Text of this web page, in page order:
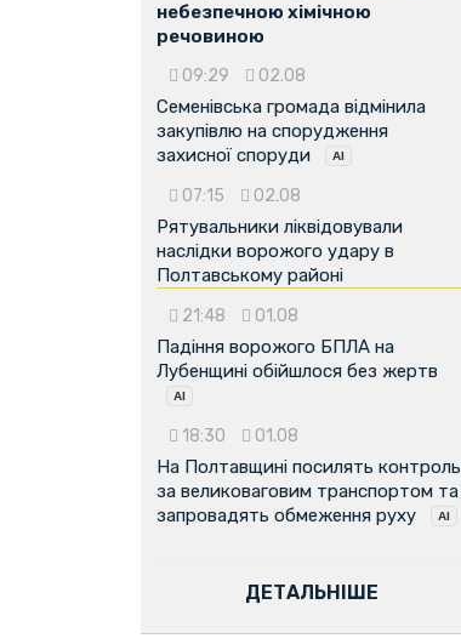
небезпечною хімічною
речовиною
09:29 02.08
Семенівська громада відмінила
закупівлю на спорудження
захисної споруди
07:15 02.08
Рятувальники ліквідовували
наслідки ворожого удару в
Полтавському районі
21:48 01.08
Падіння ворожого БПЛА на
Лубенщині обійшлося без жертв
18:30 01.08
На Полтавщині посилять контроль
за великоваговим транспортом та
запровадять обмеження руху
ДЕТАЛЬНІШЕ